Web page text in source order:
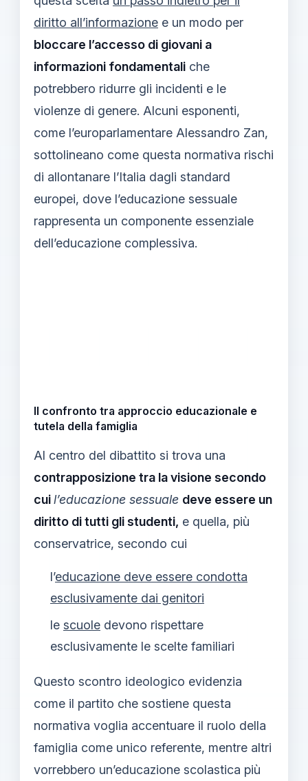
diritto all’informazione e un modo per
bloccare l’accesso di giovani a
informazioni fondamentali che
potrebbero ridurre gli incidenti e le
violenze di genere. Alcuni esponenti,
come l’europarlamentare Alessandro Zan,
sottolineano come questa normativa rischi
di allontanare l’Italia dagli standard
europei, dove l’educazione sessuale
rappresenta un componente essenziale
dell’educazione complessiva.
Il confronto tra approccio educazionale e
tutela della famiglia
Al centro del dibattito si trova una
contrapposizione tra la visione secondo
cuil’educazione sessuale deve essere un
diritto di tutti gli studenti, e quella, più
conservatrice, secondo cui
l’educazione deve essere condotta
esclusivamente dai genitori
le scuole devono rispettare
esclusivamente le scelte familiari
Questo scontro ideologico evidenzia
come il partito che sostiene questa
normativa voglia accentuare il ruolo della
famiglia come unico referente, mentre altri
vorrebbero un’educazione scolastica più